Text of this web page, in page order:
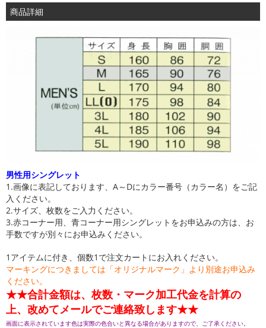
商品詳細
男性用シングレット
1.画像に表記しております、A～Dにカラー番号（カラー名）をご記
入ください。
2.サイズ、枚数をご入力ください。
3.赤コーナー用、青コーナー用シングレットをお申込みの方は、お
手数ですが別々にお申込みください。
1アイテムに付き、個数1で注文カートにお入れください。
マーキングにつきましては「オリジナルマーク」より別途お申込み
ください。
★★合計金額は、枚数・マーク加工代金を計算の
上、改めてメールでご連絡致します★★
画面に表示されています色は実際の色合いと異なる場合がありますので、ご了承ください。